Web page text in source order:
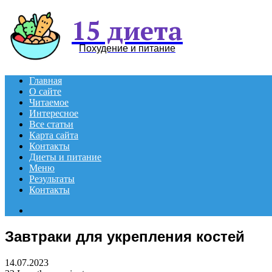
15 диета
Похудение и питание
Главная
О сайте
Читаемое
Интересное
Все статьи
Карта сайта
Контакты
Диеты и питание
Меню
Результаты
Контакты
Завтраки для укрепления костей
14.07.2023